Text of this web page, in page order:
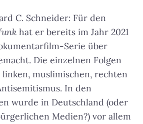
C. Schneider: Für den
hat er bereits im Jahr 2021
Serie über
Die einzelnen Folgen
muslimischen, rechten
In den
wurde in Deutschland (oder
Medien?) vor allem